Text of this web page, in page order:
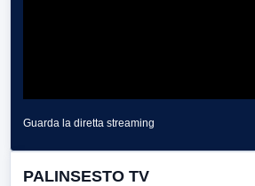
Guarda la diretta streaming
PALINSESTO TV